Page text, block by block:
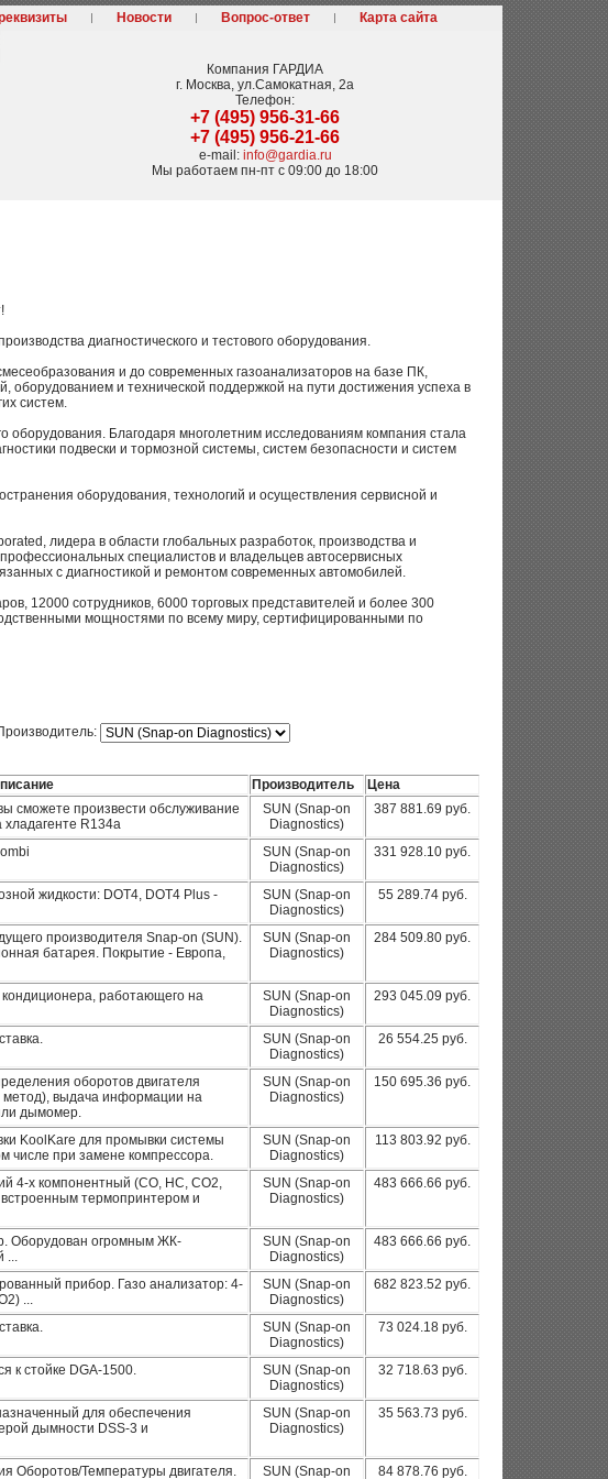
Новости Вопрос-ответ Карта сайта
Компания ГАРДИА
г. Москва, ул.Самокатная, 2а
Телефон:
+7 (495) 956-31-66
+7 (495) 956-21-66
e-mail: info@gardia.ru
Мы работаем пн-пт с 09:00 до 18:00
диагностического и тестового оборудования.
и до современных газоанализаторов на базе ПК,
и технической поддержкой на пути достижения успеха в
систем.
Благодаря многолетним исследованиям компания стала
подвески и тормозной системы, систем безопасности и систем
оборудования, технологий и осуществления сервисной и
лидера в области глобальных разработок, производства и
специалистов и владельцев автосервисных
с диагностикой и ремонтом современных автомобилей.
12000 сотрудников, 6000 торговых представителей и более 300
мощностями по всему миру, сертифицированными по
Производитель
Цена
сможете произвести обслуживание
R134a
SUN (Snap-on
Diagnostics)
387 881.69 руб.
SUN (Snap-on
Diagnostics)
331 928.10 руб.
жидкости: DOT4, DOT4 Plus -
SUN (Snap-on
Diagnostics)
55 289.74 руб.
производителя Snap-on (SUN).
батарея. Покрытие - Европа,
SUN (Snap-on
Diagnostics)
284 509.80 руб.
работающего на
SUN (Snap-on
Diagnostics)
293 045.09 руб.
SUN (Snap-on
Diagnostics)
26 554.25 руб.
оборотов двигателя
метод), выдача информации на
дымомер.
SUN (Snap-on
Diagnostics)
150 695.36 руб.
KoolKare для промывки системы
числе при замене компрессора.
SUN (Snap-on
Diagnostics)
113 803.92 руб.
4-х компонентный (СО, НС, СО2,
термопринтером и
SUN (Snap-on
Diagnostics)
483 666.66 руб.
Оборудован огромным ЖК-
...
SUN (Snap-on
Diagnostics)
483 666.66 руб.
прибор. Газо анализатор: 4-
...
SUN (Snap-on
Diagnostics)
682 823.52 руб.
SUN (Snap-on
Diagnostics)
73 024.18 руб.
к стойке DGA-1500.
SUN (Snap-on
Diagnostics)
32 718.63 руб.
для обеспечения
дымности DSS-3 и
SUN (Snap-on
Diagnostics)
35 563.73 руб.
Оборотов/Температуры двигателя. SUN (Snap-on 84 878.76 руб.